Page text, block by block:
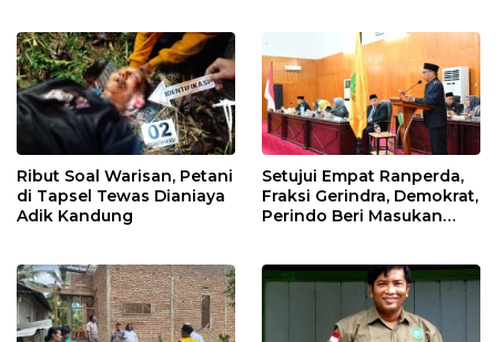
Ribut Soal Warisan, Petani
di Tapsel Tewas Dianiaya
Adik Kandung
Setujui Empat Ranperda,
Fraksi Gerindra, Demokrat,
Perindo Beri Masukan